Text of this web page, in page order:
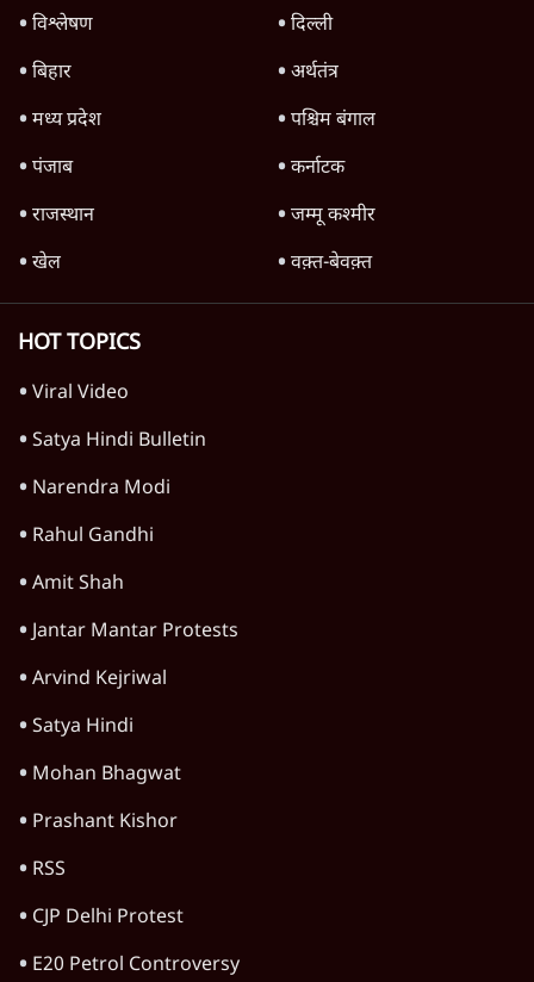
विश्लेषण
दिल्ली
बिहार
अर्थतंत्र
मध्य प्रदेश
पश्चिम बंगाल
पंजाब
कर्नाटक
राजस्थान
जम्मू कश्मीर
खेल
वक़्त-बेवक़्त
HOT TOPICS
Viral Video
Satya Hindi Bulletin
Narendra Modi
Rahul Gandhi
Amit Shah
Jantar Mantar Protests
Arvind Kejriwal
Satya Hindi
Mohan Bhagwat
Prashant Kishor
RSS
CJP Delhi Protest
E20 Petrol Controversy